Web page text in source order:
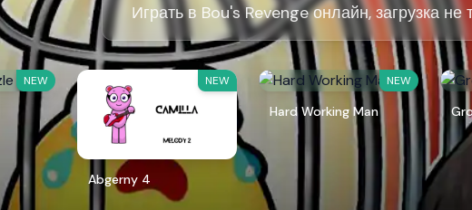
Играть в Bou's Revenge онлайн, загрузка не
NEW NEW
Abgerny 4
NEW
Hard Working Man